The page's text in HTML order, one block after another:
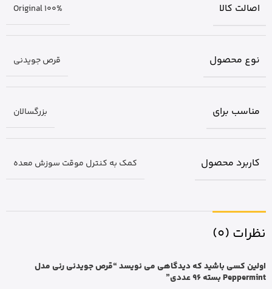
اصالت کالا Original 100%
نوع محصول قرص جویدنی
مناسب برای بزرگسالان
کاربرد محصول کمک به کنترل موقت سوزش معده
نظرات (0)
اولین کسی باشید که دیدگاهی می نویسد “قرص جویدنی رنی مدل
Peppermint بسته 96 عددی”